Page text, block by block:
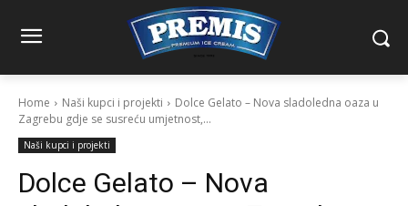
Home Naši kupci i projekti
Dolce Gelato – Nova sladoledna oaza u
Zagrebu gdje se susreću umjetnost,...
Naši kupci i projekti
Dolce Gelato – Nova